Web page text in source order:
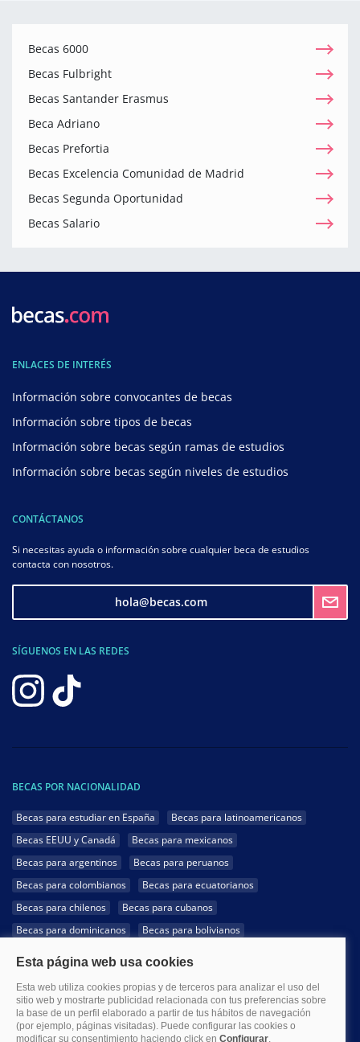
Becas 6000
Becas Fulbright
Becas Santander Erasmus
Beca Adriano
Becas Prefortia
Becas Excelencia Comunidad de Madrid
Becas Segunda Oportunidad
Becas Salario
ENLACES DE INTERÉS
Información sobre convocantes de becas
Información sobre tipos de becas
Información sobre becas según ramas de estudios
Información sobre becas según niveles de estudios
CONTÁCTANOS
Si necesitas ayuda o información sobre cualquier beca de estudios
contacta con nosotros.
hola@becas.com
SÍGUENOS EN LAS REDES
BECAS POR NACIONALIDAD
Becas para estudiar en España
Becas para latinoamericanos
Becas EEUU y Canadá
Becas para mexicanos
Becas para argentinos
Becas para peruanos
Becas para colombianos
Becas para ecuatorianos
Becas para chilenos
Becas para cubanos
Becas para dominicanos
Becas para bolivianos
Becas para hondureños
Becas para paraguayos
Becas para uruguayos
Becas para salvadoreños